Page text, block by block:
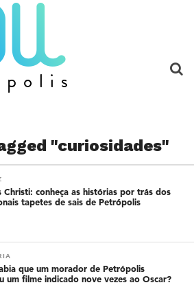
"curiosidades"
Christi: conheça as histórias por trás dos
tapetes de sais de Petrópolis
que um morador de Petrópolis
um filme indicado nove vezes ao Oscar?